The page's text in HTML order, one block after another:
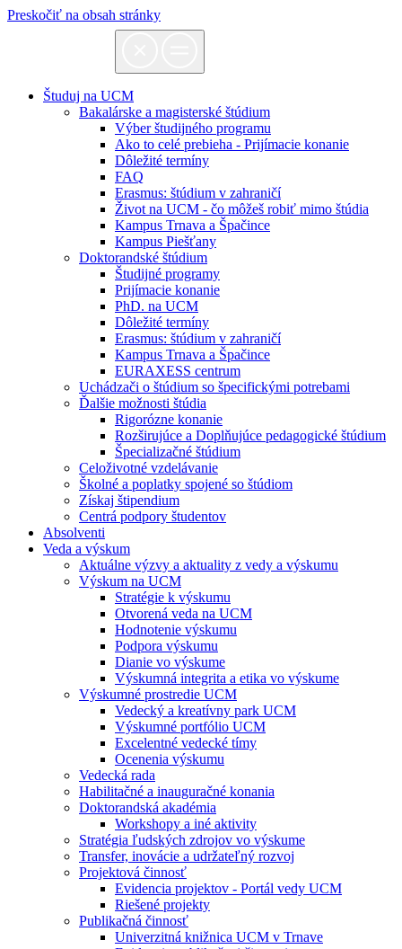
Preskočiť na obsah stránky
Študuj na UCM
Bakalárske a magisterské štúdium
Výber študijného programu
Ako to celé prebieha - Prijímacie konanie
Dôležité termíny
FAQ
Erasmus: štúdium v zahraničí
Život na UCM - čo môžeš robiť mimo štúdia
Kampus Trnava a Špačince
Kampus Piešťany
Doktorandské štúdium
Študijné programy
Prijímacie konanie
PhD. na UCM
Dôležité termíny
Erasmus: štúdium v zahraničí
Kampus Trnava a Špačince
EURAXESS centrum
Uchádzači o štúdium so špecifickými potrebami
Ďalšie možnosti štúdia
Rigorózne konanie
Rozširujúce a Doplňujúce pedagogické štúdium
Špecializačné štúdium
Celoživotné vzdelávanie
Školné a poplatky spojené so štúdiom
Získaj štipendium
Centrá podpory študentov
Absolventi
Veda a výskum
Aktuálne výzvy a aktuality z vedy a výskumu
Výskum na UCM
Stratégie k výskumu
Otvorená veda na UCM
Hodnotenie výskumu
Podpora výskumu
Dianie vo výskume
Výskumná integrita a etika vo výskume
Výskumné prostredie UCM
Vedecký a kreatívny park UCM
Výskumné portfólio UCM
Excelentné vedecké tímy
Ocenenia výskumu
Vedecká rada
Habilitačné a inauguračné konania
Doktorandská akadémia
Workshopy a iné aktivity
Stratégia ľudských zdrojov vo výskume
Transfer, inovácie a udržateľný rozvoj
Projektová činnosť
Evidencia projektov - Portál vedy UCM
Riešené projekty
Publikačná činnosť
Univerzitná knižnica UCM v Trnave